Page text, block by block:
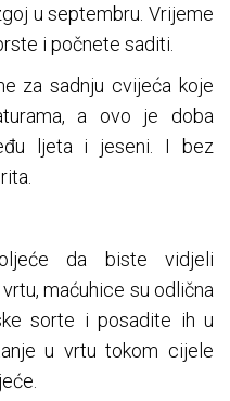
u septembru. Vrijeme
i počnete saditi.
za sadnju cvijeća koje
a ovo je doba
ljeta i jeseni. I bez
da biste vidjeli
maćuhice su odlična
sorte i posadite ih u
u vrtu tokom cijele